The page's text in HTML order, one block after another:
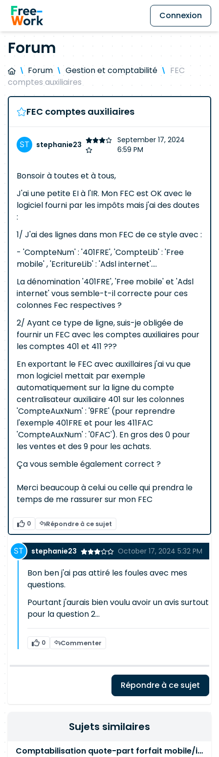
Connexion
Forum
Forum Gestion et comptabilité
FEC
comptes auxiliaires
FEC comptes auxiliaires
stephanie23
September 17, 2024
6:59 PM
Bonsoir à toutes et à tous,
J'ai une petite EI à l'IR. Mon FEC est OK avec le
logiciel fourni par les impôts mais j'ai des doutes
:
1/ J'ai des lignes dans mon FEC de ce style avec :
- 'CompteNum' : '401FRE', 'CompteLib' : 'Free
mobile' , 'EcritureLib' : 'Adsl internet'....
La dénomination '401FRE', 'Free mobile' et 'Adsl
internet' vous semble-t-il correcte pour ces
colonnes Fec respectives ?
2/ Ayant ce type de ligne, suis-je obligée de
fournir un FEC avec les comptes auxiliaires pour
les comptes 401 et 411 ???
En exportant le FEC avec auxillaires j'ai vu que
mon logiciel mettait par exemple
automatiquement sur la ligne du compte
centralisateur auxiliaire 401 sur les colonnes
'CompteAuxNum' : '9FRE' (pour reprendre
l'exemple 401FRE et pour les 411FAC
'CompteAuxNum' : '0FAC'). En gros des 0 pour
les ventes et des 9 pour les achats.
Ça vous semble également correct ?
Merci beaucoup à celui ou celle qui prendra le
temps de me rassurer sur mon FEC
0 Répondre à ce sujet
stephanie23 October 17, 2024 5:32 PM
Bon ben j'ai pas attiré les foules avec mes
questions.
Pourtant j'aurais bien voulu avoir un avis surtout
pour la question 2...
0 Commenter
Répondre à ce sujet
Sujets similaires
Comptabilisation quote-part forfait mobile/internet